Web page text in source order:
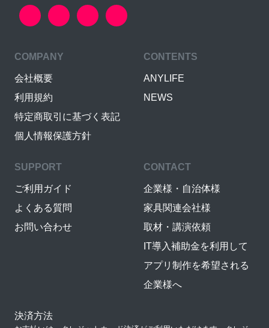
COMPANY
会社概要
利用規約
特定商取引に基づく表記
個人情報保護方針
CONTENTS
ANYLIFE
NEWS
SUPPORT
ご利用ガイド
よくある質問
お問い合わせ
CONTACT
企業様・自治体様
家具関連会社様
取材・講演依頼
IT導入補助金を利用して
アプリ制作を希望される
企業様へ
決済方法